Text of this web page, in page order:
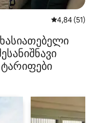
საშუალო
4,84 (51)